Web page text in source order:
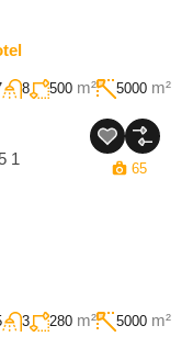
8 500 m² 5000 m²
65
3 280 m² 5000 m²